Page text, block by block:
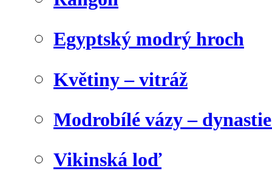
Egyptský modrý hroch
Květiny – vitráž
Modrobílé vázy –
Vikinská loď